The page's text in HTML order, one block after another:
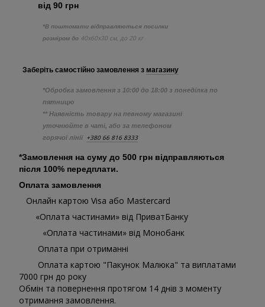
від 90 грн
*В поштомати відправляються посилки
розміром до 40х60х30 см, до 20 кг
Заберіть самостійно замовлення з магазину
*Обробка замовлення з 10:00 до 18:00 з понеділка по
пятницю
** Наявність товару на певному магазині
уточнюйте в чаті, або за телефоном
горячої лінії +380 66 816 8333
*Замовлення на суму до 500 грн відправляються
після 100% передплати.
Оплата замовлення
Онлайн картою Visa або Mastercard
«Оплата частинами» від ПриватБанку
«Оплата частинами» від Монобанк
Оплата при отриманні
Оплата картою "Пакунок Малюка" та виплатами
7000 грн до року
Обмін та повернення протягом 14 днів з моменту
отримання замовлення.